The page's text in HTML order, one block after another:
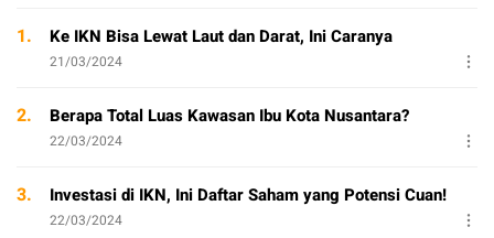
1. Ke IKN Bisa Lewat Laut dan Darat, Ini Caranya
21/03/2024
2. Berapa Total Luas Kawasan Ibu Kota Nusantara?
22/03/2024
3. Investasi di IKN, Ini Daftar Saham yang Potensi Cuan!
22/03/2024